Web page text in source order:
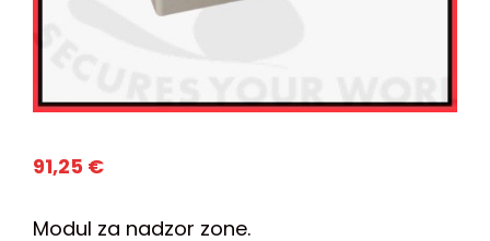
91,25 €
Modul za nadzor zone.